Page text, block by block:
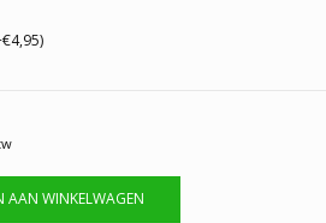
AAN WINKELWAGEN